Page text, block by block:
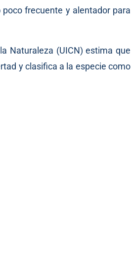
frecuente y alentador para
Naturaleza (UICN) estima que
y clasifica a la especie como